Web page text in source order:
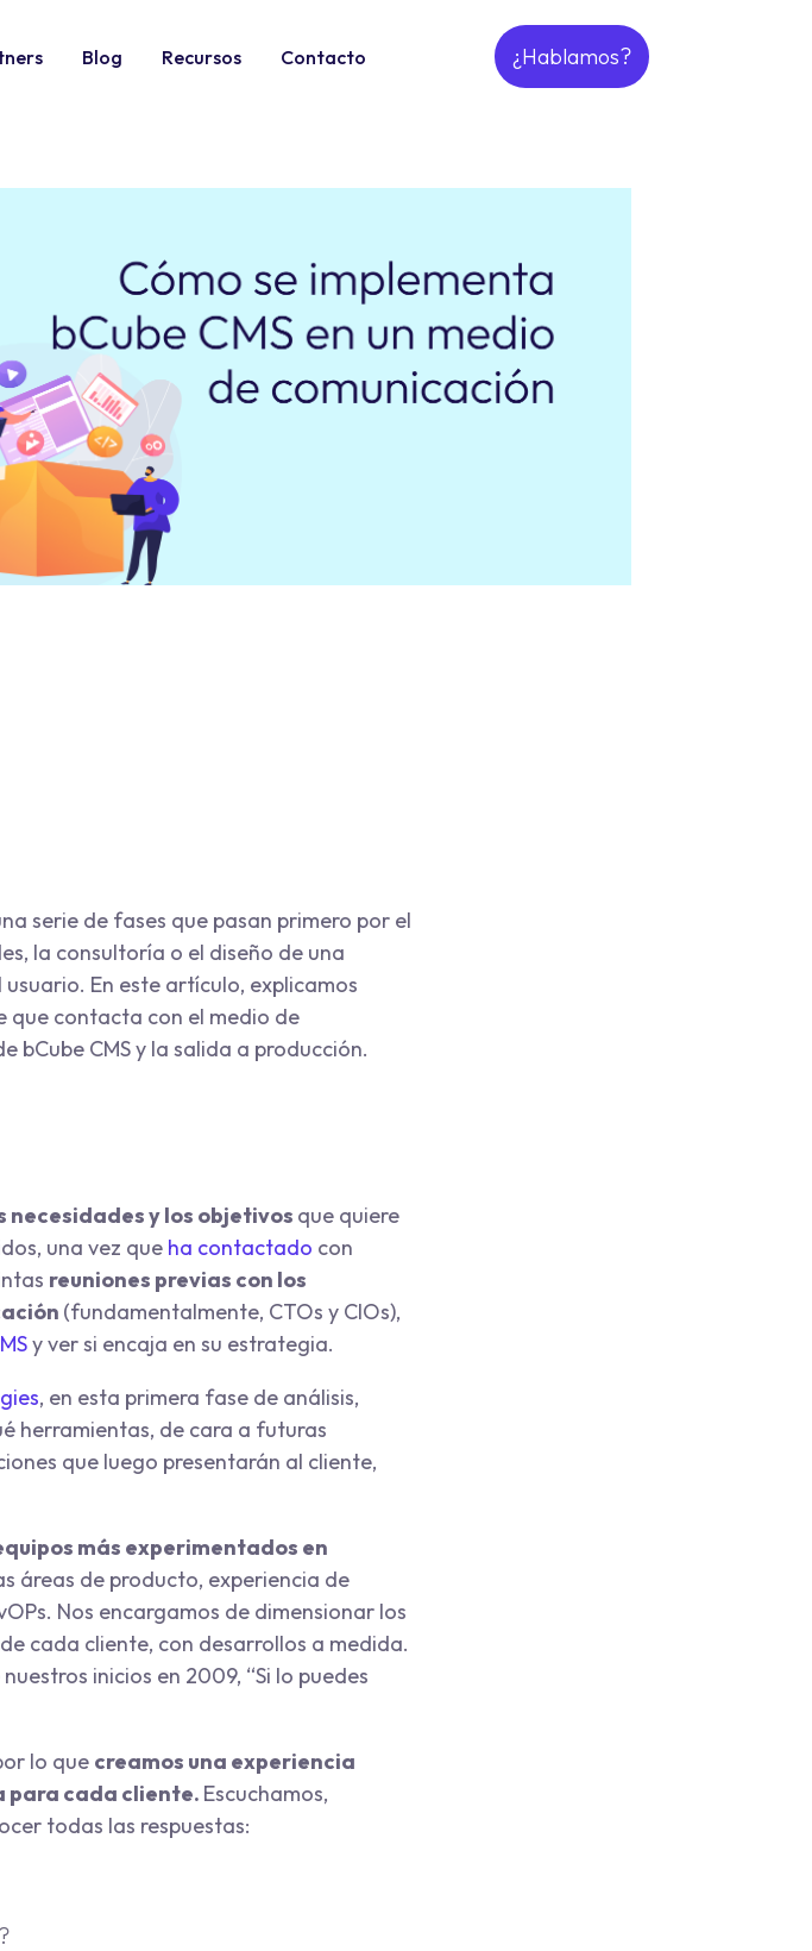
Blog Recursos Contacto ¿Hablamos?
serie de fases que pasan primero por el
la consultoría o el diseño de una
En este artículo, explicamos
que contacta con el medio de
bCube CMS y la salida a producción.
necesidades y los objetivos que quiere
una vez que ha contactado con
reuniones previas con los
(fundamentalmente, CTOs y CIOs),
y ver si encaja en su estrategia.
, en esta primera fase de análisis,
herramientas, de cara a futuras
que luego presentarán al cliente,
más experimentados en
áreas de producto, experiencia de
Nos encargamos de dimensionar los
cada cliente, con desarrollos a medida.
inicios en 2009, “Si lo puedes
lo que creamos una experiencia
para cada cliente. Escuchamos,
todas las respuestas: